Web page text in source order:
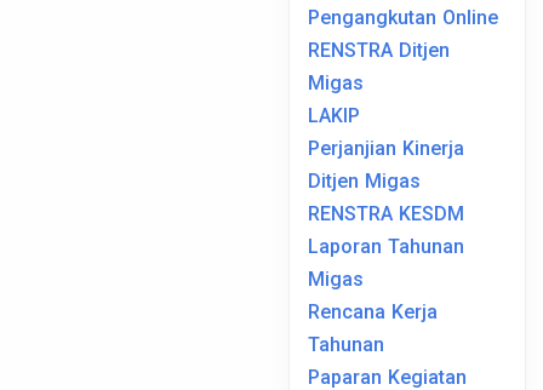
Pengangkutan Online
RENSTRA Ditjen
Migas
LAKIP
Perjanjian Kinerja
Ditjen Migas
RENSTRA KESDM
Laporan Tahunan
Migas
Rencana Kerja
Tahunan
Paparan Kegiatan